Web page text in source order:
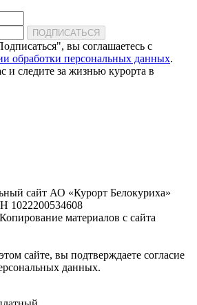
ПОДПИСАТЬСЯ
вы соглашаетесь с
обработки персональных данных.
и следите за жизнью курорта в
сайт АО «Курорт Белокуриха»
1022200534608
материалов с сайта
сайте, вы подтверждаете согласие
данных.